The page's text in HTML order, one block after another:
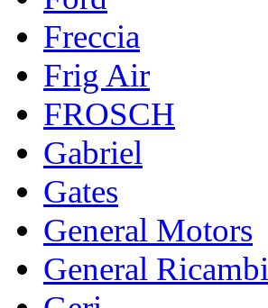
Freccia
Frig Air
FROSCH
Gabriel
Gates
General Motors
General Ricambi